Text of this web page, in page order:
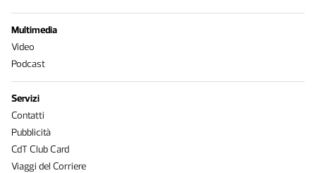
Multimedia
Video
Podcast
Servizi
Contatti
Pubblicità
CdT Club Card
Viaggi del Corriere